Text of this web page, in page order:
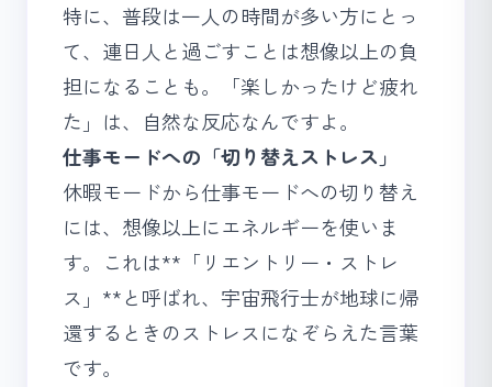
特に、普段は一人の時間が多い方にとっ
て、連日人と過ごすことは想像以上の負
担になることも。「楽しかったけど疲れ
た」は、自然な反応なんですよ。
仕事モードへの「切り替えストレス」
休暇モードから仕事モードへの切り替え
には、想像以上にエネルギーを使いま
す。これは**「リエントリー・ストレ
ス」**と呼ばれ、宇宙飛行士が地球に帰
還するときのストレスになぞらえた言葉
です。